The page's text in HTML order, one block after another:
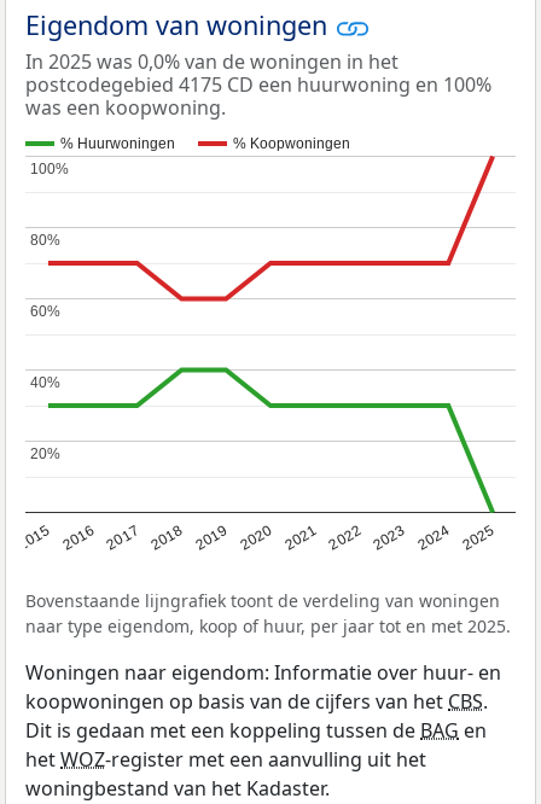
Eigendom van woningen
In 2025 was 0,0% van de woningen in het
postcodegebied 4175 CD een huurwoning en 100%
was een koopwoning.
% Huurwoningen % Koopwoningen
2015 2016 2017 2018 2019 2020 2021 2022 2023 2024 2025
20%
20%
40%
40%
60%
60%
80%
80%
100%
100%
Bovenstaande lijngrafiek toont de verdeling van woningen
naar type eigendom, koop of huur, per jaar tot en met 2025.
Woningen naar eigendom: Informatie over huur- en
koopwoningen op basis van de cijfers van het CBS.
Dit is gedaan met een koppeling tussen de BAG en
hetWOZ-register met een aanvulling uit het
woningbestand van het Kadaster.